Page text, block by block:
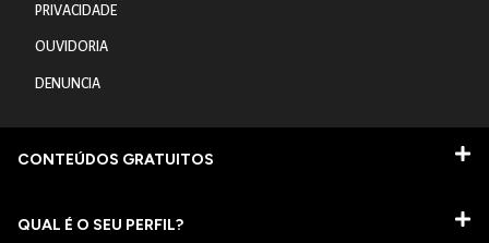
PRIVACIDADE
OUVIDORIA
DENUNCIA
CONTEÚDOS GRATUITOS
QUAL É O SEU PERFIL?